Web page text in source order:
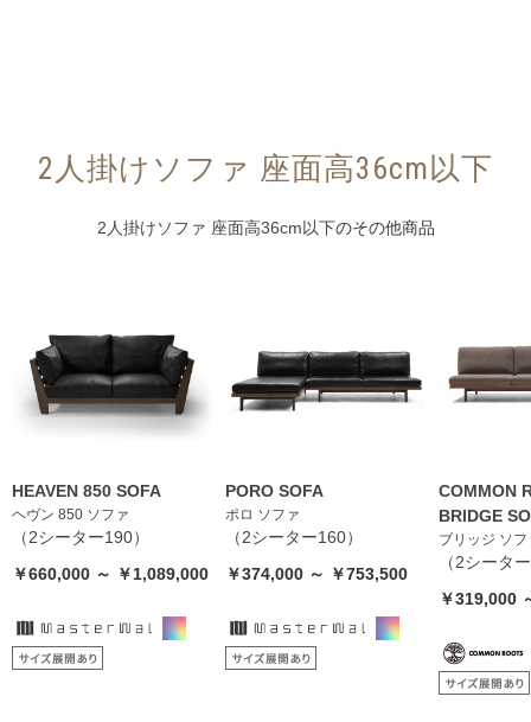
2人掛けソファ 座面高36cm以下
2人掛けソファ 座面高36cm以下のその他商品
HEAVEN 850 SOFA
ヘヴン 850 ソファ
（2シーター190）
￥660,000 ～ ￥1,089,000
PORO SOFA
ポロ ソファ
（2シーター160）
￥374,000 ～ ￥753,500
COMMON
BRIDGE
ブリッジ ソフ
（2シータ
￥319,000